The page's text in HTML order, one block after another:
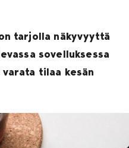
tarjolla näkyvyyttä
sovelluksessa
varata tilaa kesän